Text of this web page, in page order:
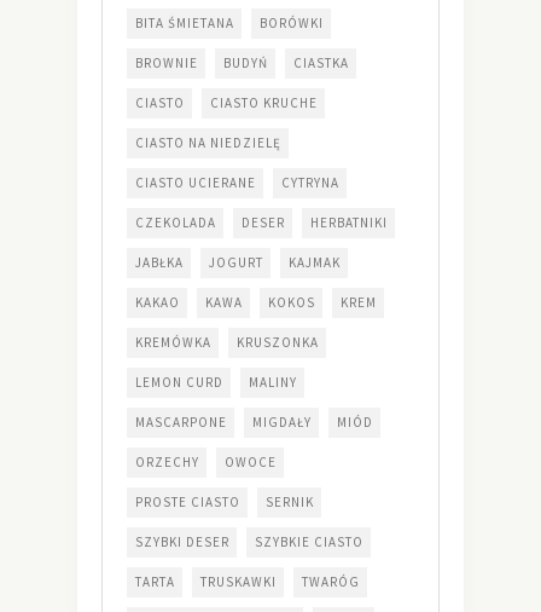
BITA ŚMIETANA BORÓWKI
BROWNIE BUDYŃ CIASTKA
CIASTO CIASTO KRUCHE
CIASTO NA NIEDZIELĘ
CIASTO UCIERANE CYTRYNA
CZEKOLADA DESER HERBATNIKI
JABŁKA JOGURT KAJMAK
KAKAO KAWA KOKOS KREM
KREMÓWKA KRUSZONKA
LEMON CURD MALINY
MASCARPONE MIGDAŁY MIÓD
ORZECHY OWOCE
PROSTE CIASTO SERNIK
SZYBKI DESER SZYBKIE CIASTO
TARTA TRUSKAWKI TWARÓG